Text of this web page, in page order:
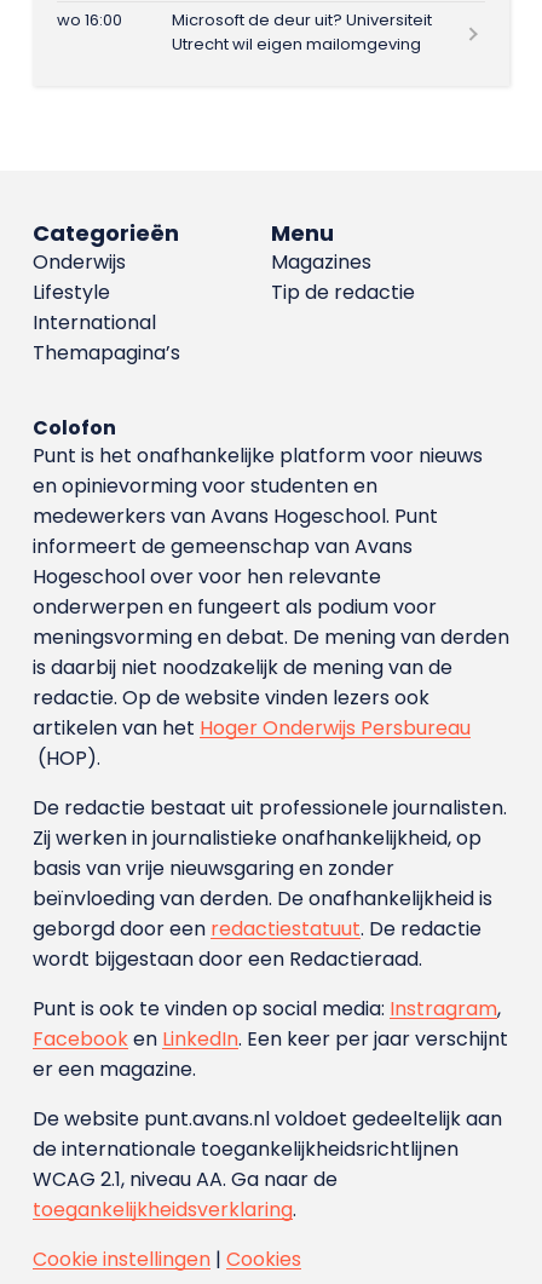
wo 16:00
Microsoft de deur uit? Universiteit
Utrecht wil eigen mailomgeving
Menu
Magazines
Tip de redactie
Categorieën
Onderwijs
Lifestyle
International
Themapagina’s
Colofon
Punt is het onafhankelijke platform voor nieuws
en opinievorming voor studenten en
medewerkers van Avans Hoge­school. Punt
informeert de gemeenschap van Avans
Hogeschool over voor hen relevante
onderwerpen en fungeert als podium voor
meningsvorming en debat. De mening van derden
is daarbij niet noodzakelijk de mening van de
redactie. Op de website vinden lezers ook
artikelen van het Hoger Onderwijs Persbureau
(HOP).
De redactie bestaat uit professionele journalisten.
Zij werken in journalistieke onafhankelijkheid, op
basis van vrije nieuwsgaring en zonder
beïnvloeding van derden. De onafhankelijkheid is
geborgd door een redactiestatuut. De redactie
wordt bijgestaan door een Redactieraad.
Punt is ook te vinden op social media: Instragram,
Facebooken LinkedIn. Een keer per jaar verschijnt
er een magazine.
De website punt.avans.nl voldoet gedeeltelijk aan
de internationale toegankelijkheidsrichtlijnen
WCAG 2.1, niveau AA. Ga naar de
toegankelijkheidsverklaring.
Cookie instellingen| Cookies